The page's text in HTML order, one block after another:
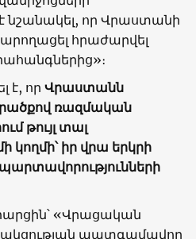
նշանակել, որ Վրաստանի
հրաժարվել
է, որ Վրաստանն
ռազմական
թույլ տալ
կողմի՝ իր վրա երկրի
«Վրացական
պատգամավոր